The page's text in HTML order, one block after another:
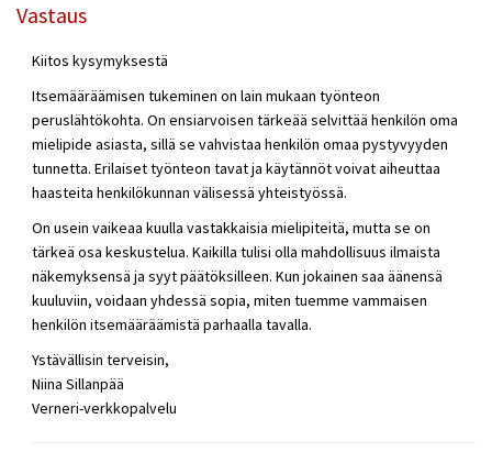
Vastaus
Kiitos kysymyksestä
Itsemääräämisen tukeminen on lain mukaan työnteon
peruslähtökohta. On ensiarvoisen tärkeää selvittää henkilön oma
mielipide asiasta, sillä se vahvistaa henkilön omaa pystyvyyden
tunnetta. Erilaiset työnteon tavat ja käytännöt voivat aiheuttaa
haasteita henkilökunnan välisessä yhteistyössä.
On usein vaikeaa kuulla vastakkaisia mielipiteitä, mutta se on
tärkeä osa keskustelua. Kaikilla tulisi olla mahdollisuus ilmaista
näkemyksensä ja syyt päätöksilleen. Kun jokainen saa äänensä
kuuluviin, voidaan yhdessä sopia, miten tuemme vammaisen
henkilön itsemääräämistä parhaalla tavalla.
Ystävällisin terveisin,
Niina Sillanpää
Verneri-verkkopalvelu